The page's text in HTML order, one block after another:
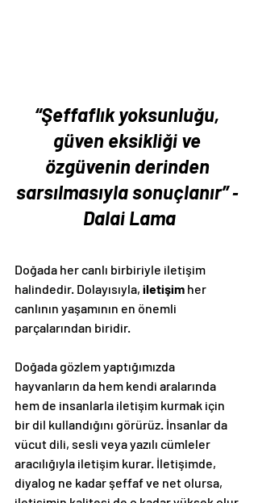
“Şeffaflık yoksunluğu,
güven eksikliği ve
özgüvenin derinden
sarsılmasıyla sonuçlanır” ‐
Dalai Lama
Doğada her canlı birbiriyle iletişim
halindedir. Dolayısıyla, iletişim her
canlının yaşamının en önemli
parçalarından biridir.
Doğada gözlem yaptığımızda
hayvanların da hem kendi aralarında
hem de insanlarla iletişim kurmak için
bir dil kullandığını görürüz. İnsanlar da
vücut dili, sesli veya yazılı cümleler
aracılığıyla iletişim kurar. İletişimde,
diyalog ne kadar şeffaf ve net olursa,